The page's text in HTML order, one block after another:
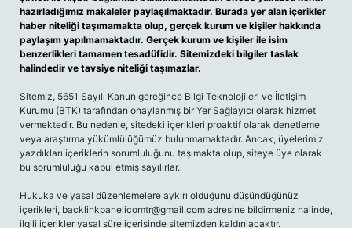
hazırladığımız makaleler paylaşılmaktadır. Burada yer alan içerikler
haber niteliği taşımamakta olup, gerçek kurum ve kişiler hakkında
paylaşım yapılmamaktadır. Gerçek kurum ve kişiler ile isim
benzerlikleri tamamen tesadüfidir. Sitemizdeki bilgiler taslak
halindedir ve tavsiye niteliği taşımazlar.
Sitemiz, 5651 Sayılı Kanun gereğince Bilgi Teknolojileri ve İletişim
Kurumu (BTK) tarafından onaylanmış bir Yer Sağlayıcı olarak hizmet
vermektedir. Bu nedenle, sitedeki içerikleri proaktif olarak denetleme
veya araştırma yükümlülüğümüz bulunmamaktadır. Ancak, üyelerimiz
yazdıkları içeriklerin sorumluluğunu taşımakta olup, siteye üye olarak
bu sorumluluğu kabul etmiş sayılırlar.
Hukuka ve yasal düzenlemelere aykırı olduğunu düşündüğünüz
içerikleri, backlinkpanelicomtr@gmail.com adresine bildirmeniz halinde,
ilgili içerikler yasal süre içerisinde sitemizden kaldırılacaktır.